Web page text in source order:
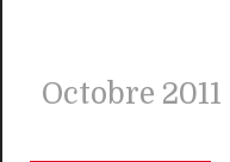
Octobre 2011